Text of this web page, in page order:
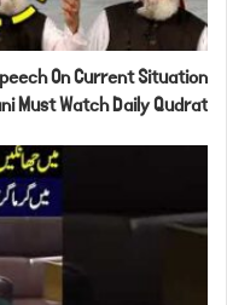
On Current Situation
Must Watch Daily Qudrat